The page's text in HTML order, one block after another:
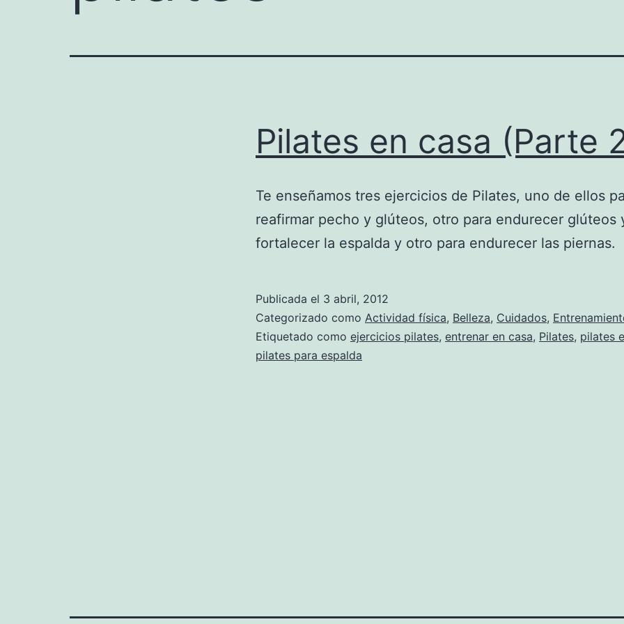
Pilates en casa (Parte
Te enseñamos tres ejercicios de Pilates, uno de ellos
reafirmar pecho y glúteos, otro para endurecer glúteos
fortalecer la espalda y otro para endurecer las piernas.
Publicada el 3 abril, 2012
Categorizado como Actividad física, Belleza, Cuidados,
Etiquetado como ejercicios pilates, entrenar en casa, Pilates, pilates
pilates para espalda